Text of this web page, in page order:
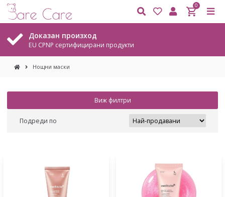
0
Доказан произход
EU CPNP сертифицирани продукти
Нощни маски
Виж филтри
Подреди по